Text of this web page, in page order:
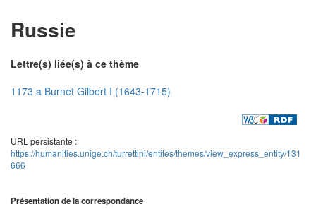
Russie
Lettre(s) liée(s) à ce thème
1173 a Burnet Gilbert I (1643-1715)
URL persistante :
https://humanities.unige.ch/turrettini/entites/themes/view_express_entity/131
666
Présentation de la correspondance